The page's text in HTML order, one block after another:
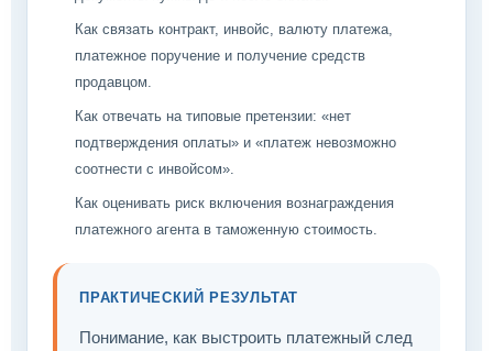
Как связать контракт, инвойс, валюту платежа,
платежное поручение и получение средств
продавцом.
Как отвечать на типовые претензии: «нет
подтверждения оплаты» и «платеж невозможно
соотнести с инвойсом».
Как оценивать риск включения вознаграждения
платежного агента в таможенную стоимость.
ПРАКТИЧЕСКИЙ РЕЗУЛЬТАТ
Понимание, как выстроить платежный след